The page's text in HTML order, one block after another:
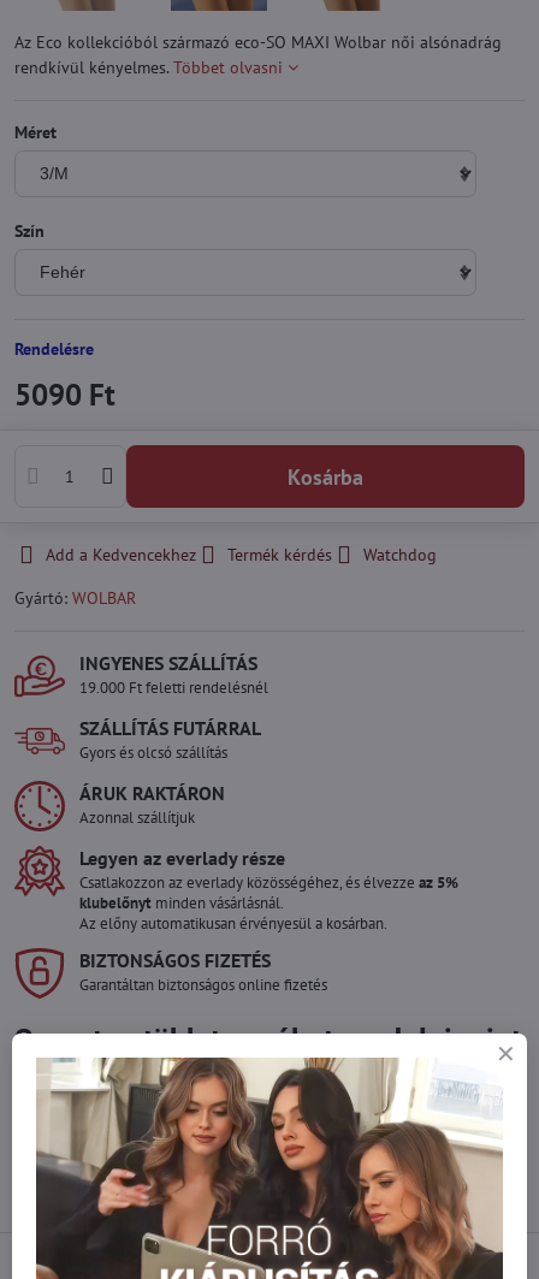
Az Eco kollekcióból származó eco-SO MAXI Wolbar női alsónadrág
rendkívül kényelmes. Többet olvasni
Méret
Szín
Rendelésre
5090 Ft
Kosárba
Add a Kedvencekhez Termék kérdés
Watchdog
Gyártó: WOLBAR
INGYENES SZÁLLÍTÁS
19.000 Ft feletti rendelésnél
SZÁLLÍTÁS FUTÁRRAL
Gyors és olcsó szállítás
ÁRUK RAKTÁRON
Azonnal szállítjuk
Legyen az everlady része
Csatlakozzon az everlady közösségéhez, és élvezze az 5%
klubelőnyt minden vásárlásnál.
Az előny automatikusan érvényesül a kosárban.
BIZTONSÁGOS FIZETÉS
Garantáltan biztonságos online fizetés
Szeretne több terméket rendelni mint
amennyi raktáron van?
Ne habozzon kapcsolatba lépni velünk, raktárra szállítjuk az árut!
info​@everlady​.eu
Leírás